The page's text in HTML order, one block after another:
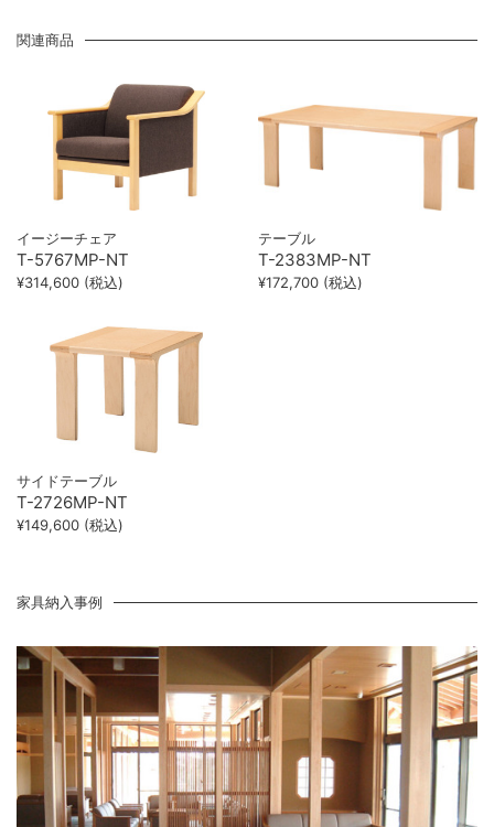
関連商品
イージーチェア
T-5767MP-NT
¥314,600 (税込)
テーブル
T-2383MP-NT
¥172,700 (税込)
サイドテーブル
T-2726MP-NT
¥149,600 (税込)
家具納入事例